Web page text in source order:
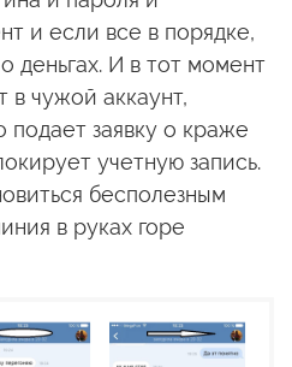
и если все в порядке,
деньгах. И в тот момент
в чужой аккаунт,
подает заявку о краже
учетную запись.
бесполезным
в руках горе